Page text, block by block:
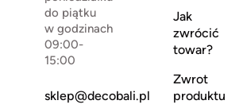
do piątku
w godzinach
09:00-
15:00
sklep@decobali.pl
Jak
zwrócić
towar?
Zwrot
produktu